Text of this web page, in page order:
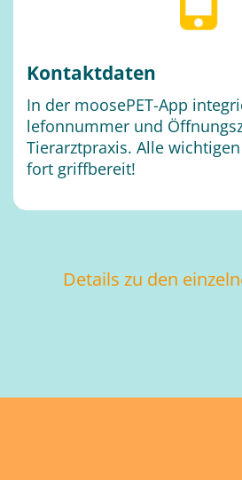
Kon­takt­da­ten
In der moo­se­PET-App
le­fon­num­mer und
Tier­arzt­pra­xis. Alle
fort griff­be­reit!
De­tails zu den